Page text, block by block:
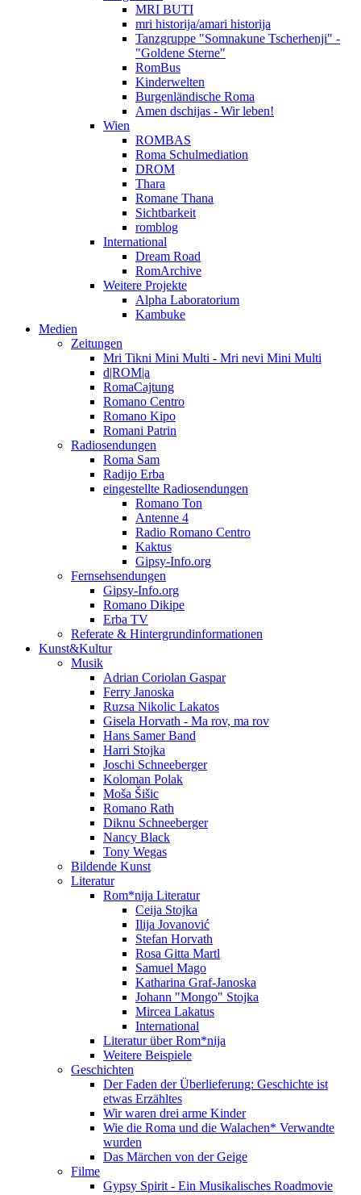
MRI BUTI
mri historija/amari historija
Tanzgruppe "Somnakune Tscherhenji" -
"Goldene Sterne"
RomBus
Kinderwelten
Burgenländische Roma
Amen dschijas - Wir leben!
Wien
ROMBAS
Roma Schulmediation
DROM
Thara
Romane Thana
Sichtbarkeit
romblog
International
Dream Road
RomArchive
Weitere Projekte
Alpha Laboratorium
Kambuke
Medien
Zeitungen
Mri Tikni Mini Multi - Mri nevi Mini Multi
d|ROM|a
RomaCajtung
Romano Centro
Romano Kipo
Romani Patrin
Radiosendungen
Roma Sam
Radijo Erba
eingestellte Radiosendungen
Romano Ton
Antenne 4
Radio Romano Centro
Kaktus
Gipsy-Info.org
Fernsehsendungen
Gipsy-Info.org
Romano Dikipe
Erba TV
Referate & Hintergrundinformationen
Kunst&Kultur
Musik
Adrian Coriolan Gaspar
Ferry Janoska
Ruzsa Nikolic Lakatos
Gisela Horvath - Ma rov, ma rov
Hans Samer Band
Harri Stojka
Joschi Schneeberger
Koloman Polak
Moša Šišic
Romano Rath
Diknu Schneeberger
Nancy Black
Tony Wegas
Bildende Kunst
Literatur
Rom*nija Literatur
Ceija Stojka
Ilija Jovanović
Stefan Horvath
Rosa Gitta Martl
Samuel Mago
Katharina Graf-Janoska
Johann "Mongo" Stojka
Mircea Lakatus
International
Literatur über Rom*nija
Weitere Beispiele
Geschichten
Der Faden der Überlieferung: Geschichte ist
etwas Erzähltes
Wir waren drei arme Kinder
Wie die Roma und die Walachen* Verwandte
wurden
Das Märchen von der Geige
Filme
Gypsy Spirit - Ein Musikalisches Roadmovie